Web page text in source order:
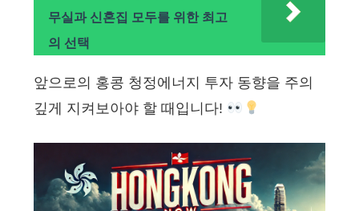
무실과 신혼집 모두를 위한 최고
의 선택
앞으로의 홍콩 청정에너지 투자 동향을 주의
깊게 지켜보아야 할 때입니다!